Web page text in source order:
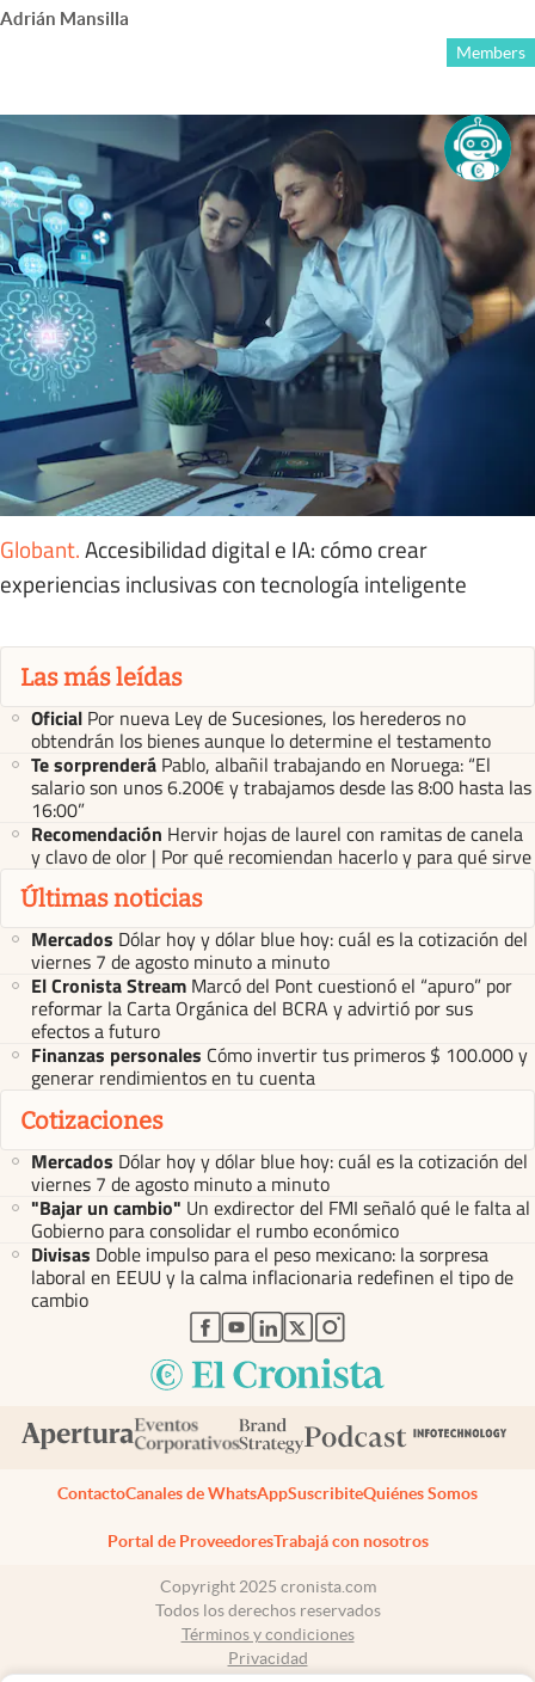
Adrián Mansilla
Members
Globant.Accesibilidad digital e IA: cómo crear
experiencias inclusivas con tecnología inteligente
Las más leídas
Oficial Por nueva Ley de Sucesiones, los herederos no
obtendrán los bienes aunque lo determine el testamento
Te sorprenderá Pablo, albañil trabajando en Noruega: “El
salario son unos 6.200€ y trabajamos desde las 8:00 hasta las
16:00”
Recomendación Hervir hojas de laurel con ramitas de canela
y clavo de olor | Por qué recomiendan hacerlo y para qué sirve
Últimas noticias
Mercados Dólar hoy y dólar blue hoy: cuál es la cotización del
viernes 7 de agosto minuto a minuto
El Cronista Stream Marcó del Pont cuestionó el “apuro” por
reformar la Carta Orgánica del BCRA y advirtió por sus
efectos a futuro
Finanzas personales Cómo invertir tus primeros $ 100.000 y
generar rendimientos en tu cuenta
Cotizaciones
Mercados Dólar hoy y dólar blue hoy: cuál es la cotización del
viernes 7 de agosto minuto a minuto
"Bajar un cambio" Un exdirector del FMI señaló qué le falta al
Gobierno para consolidar el rumbo económico
Divisas Doble impulso para el peso mexicano: la sorpresa
laboral en EEUU y la calma inflacionaria redefinen el tipo de
cambio
abre en nueva pestaña
abre en nueva pestaña
abre en nueva pestaña
abre en nueva pestaña
abre en nueva pestaña
ContactoCanales de WhatsAppSuscribiteQuiénes Somos
Portal de ProveedoresTrabajá con nosotros
Copyright 2025 cronista.com
Todos los derechos reservados
Términos y condiciones
Privacidad